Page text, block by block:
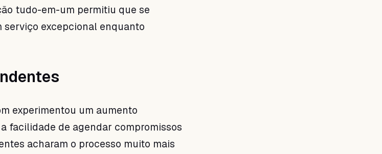
tudo-em-um permitiu que se
serviço excepcional enquanto
experimentou um aumento
facilidade de agendar compromissos
acharam o processo muito mais